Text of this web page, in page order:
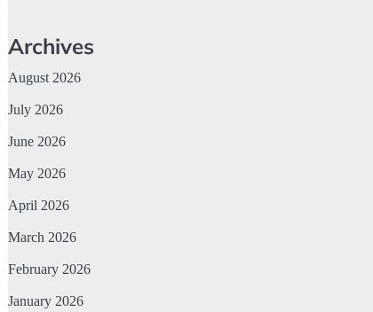
Archives
August 2026
July 2026
June 2026
May 2026
April 2026
March 2026
February 2026
January 2026